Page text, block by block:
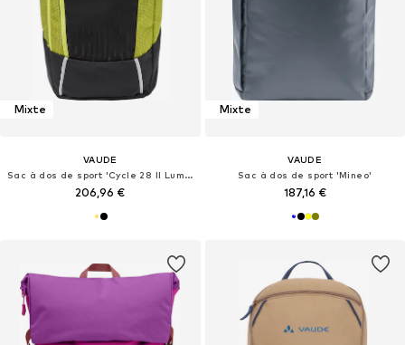
Mixte
VAUDE
Sac à dos de sport 'Cycle 28 II Luminum'
206,96 €
Mixte
VAUDE
Sac à dos de sport 'Mineo'
187,16 €